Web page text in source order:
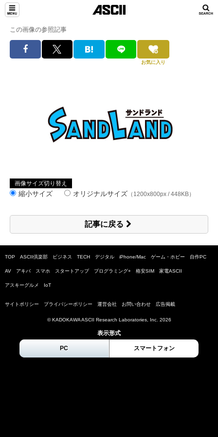
この画像の参照記事
お気に入り
画像サイズ切り替え
縮小サイズ オリジナルサイズ （1200x800px / 448KB）
記事に戻る
TOP ASCII倶楽部 ビジネス TECH デジタル iPhone/Mac ゲーム・ホビー 自作PC
AV アキバ スマホ スタートアップ プログラミング+ 格安SIM 家電ASCII
アスキーグルメ IoT
サイトポリシー プライバシーポリシー 運営会社 お問い合わせ 広告掲載
© KADOKAWA ASCII Research Laboratories, Inc. 2026
表示形式
PC スマートフォン